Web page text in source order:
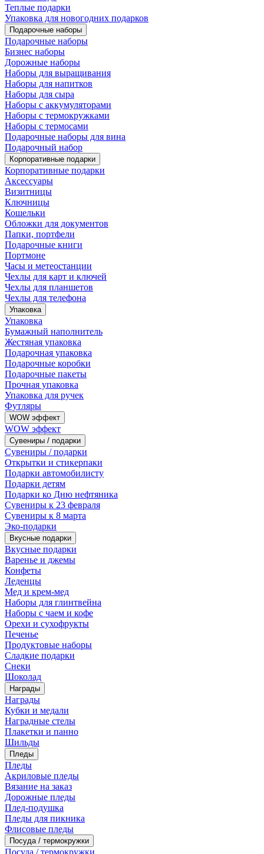
Теплые подарки
Упаковка для новогодних подарков
Подарочные наборы
Подарочные наборы
Бизнес наборы
Дорожные наборы
Наборы для выращивания
Наборы для напитков
Наборы для сыра
Наборы с аккумуляторами
Наборы с термокружками
Наборы с термосами
Подарочные наборы для вина
Подарочный набор
Корпоративные подарки
Корпоративные подарки
Аксессуары
Визитницы
Ключницы
Кошельки
Обложки для документов
Папки, портфели
Подарочные книги
Портмоне
Часы и метеостанции
Чехлы для карт и ключей
Чехлы для планшетов
Чехлы для телефона
Упаковка
Упаковка
Бумажный наполнитель
Жестяная упаковка
Подарочная упаковка
Подарочные коробки
Подарочные пакеты
Прочная упаковка
Упаковка для ручек
Футляры
WOW эффект
WOW эффект
Сувениры / подарки
Сувениры / подарки
Открытки и стикерпаки
Подарки автомобилисту
Подарки детям
Подарки ко Дню нефтяника
Сувениры к 23 февраля
Сувениры к 8 марта
Эко-подарки
Вкусные подарки
Вкусные подарки
Варенье и джемы
Конфеты
Леденцы
Мед и крем-мед
Наборы для глинтвейна
Наборы с чаем и кофе
Орехи и сухофрукты
Печенье
Продуктовые наборы
Сладкие подарки
Снеки
Шоколад
Награды
Награды
Кубки и медали
Наградные стелы
Плакетки и панно
Шильды
Пледы
Пледы
Акриловые пледы
Вязание на заказ
Дорожные пледы
Плед-подушка
Пледы для пикника
Флисовые пледы
Посуда / термокружки
Посуда / термокружки